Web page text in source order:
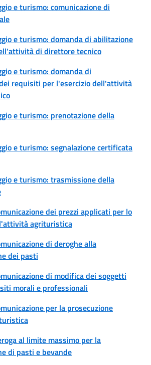
e turismo: comunicazione di
e turismo: domanda di abilitazione
di direttore tecnico
e turismo: domanda di
requisiti per l'esercizio dell'attività
e turismo: prenotazione della
e turismo: segnalazione certificata
e turismo: trasmissione della
dei prezzi applicati per lo
agrituristica
di deroghe alla
dei pasti
di modifica dei soggetti
morali e professionali
per la prosecuzione
al limite massimo per la
di pasti e bevande